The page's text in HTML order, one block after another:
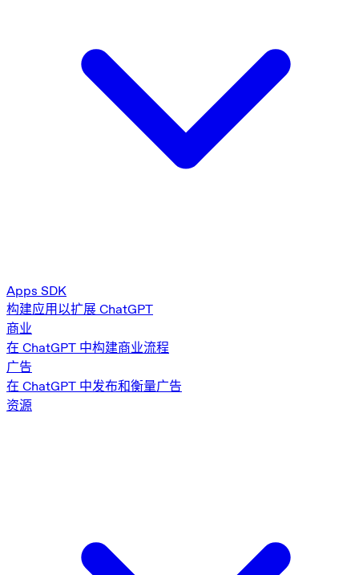
Apps SDK
构建应用以扩展 ChatGPT
商业
在 ChatGPT 中构建商业流程
广告
在 ChatGPT 中发布和衡量广告
资源